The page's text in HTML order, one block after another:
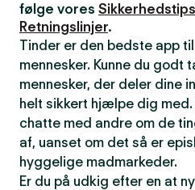
følge vores Sikkerhedstips
Retningslinjer.
Tinder er den bedste app
mennesker. Kunne du
mennesker, der deler dine
helt sikkert hjælpe dig med.
chatte med andre om de
af, uanset om det så er
hyggelige madmarkeder.
Er du på udkig efter en at